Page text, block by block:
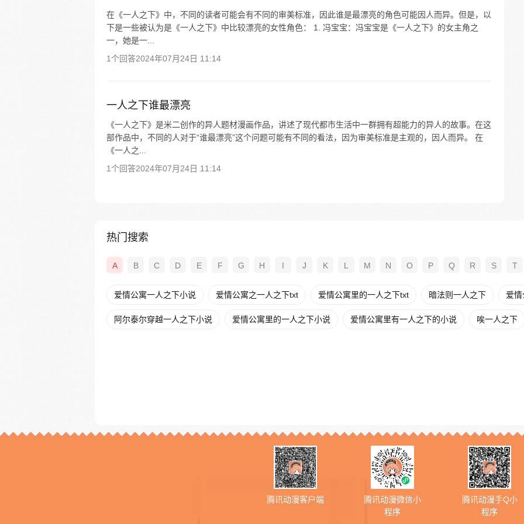
在《一人之下》中，不同的读者可能会有不同的审美标准，因此谁是最漂亮的角色可能因人而异。但是，以
下是一些被认为是《一人之下》中比较漂亮的女性角色： 1. 冯宝宝：冯宝宝是《一人之下》的女主角之
一，她是一...
1个回答2024年07月24日 11:14
一人之下谁最漂亮
《一人之下》是米二创作的异人题材漫画作品，讲述了现代都市生活中一群拥有超能力的异人的故事。在这
部作品中，不同的人对于“谁最漂亮”这个问题可能有不同的看法，因为审美标准是主观的，因人而异。 在
《一人之...
1个回答2024年07月24日 11:14
热门搜索
A B C D E F G H I J K L M N O P Q R S T
爱情公寓一人之下小说 爱情公寓之一人之下txt 爱情公寓里的一人之下txt 暗法则一人之下 爱
阿尔泰尔穿越一人之下小说 爱情公寓里的一人之下小说 爱情公寓里有一人之下的小说 唉一人之下
腾讯动漫客户端
腾讯动漫微信小
程序
腾讯动漫手Q小
程序